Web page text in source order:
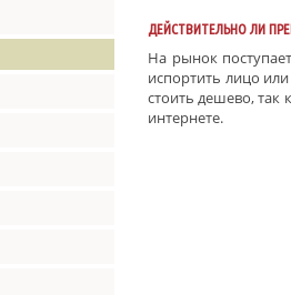
ДЕЙСТВИТЕЛЬНО ЛИ
На рынок
испортить лицо
стоить дешево, так
интернете.